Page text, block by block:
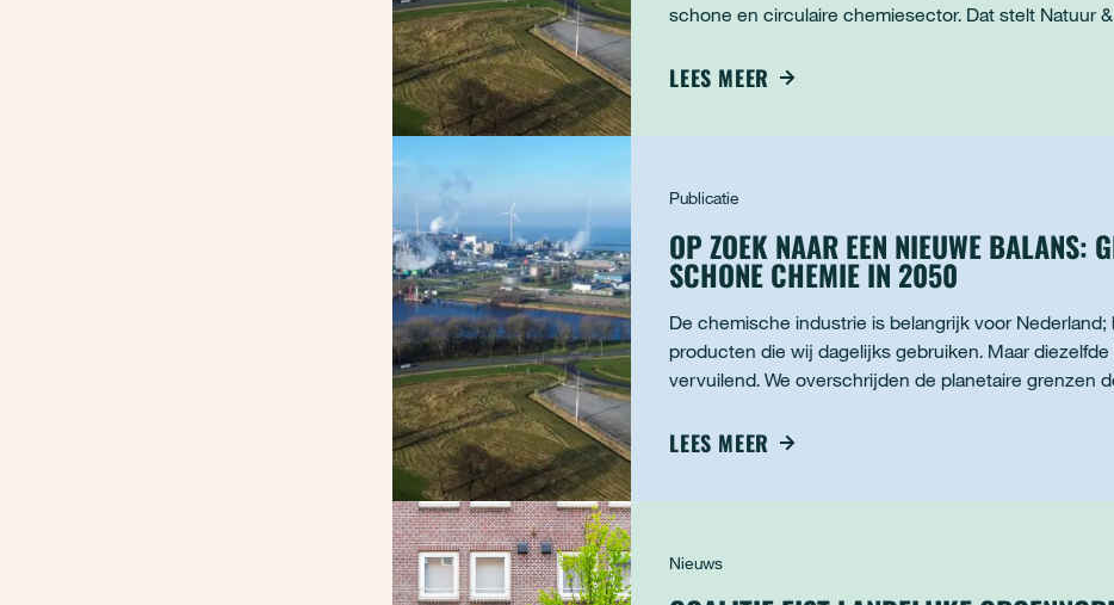
schone en circulaire chemiesector. Dat stelt Natuur
LEES MEER
Publicatie
OP ZOEK NAAR EEN NIEUWE BALANS:
SCHONE CHEMIE IN 2050
De chemische industrie is belangrijk voor
producten die wij dagelijks gebruiken. Maar
vervuilend. We overschrijden de planetaire grenzen
LEES MEER
Nieuws